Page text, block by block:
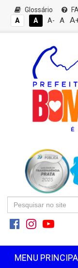
Glossário
A
A A- A
MENU